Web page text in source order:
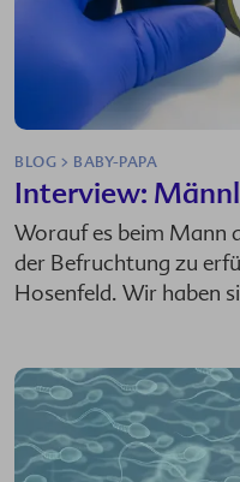
BLOG > BABY-PAPA
Interview:
Worauf es beim Mann
der Befruchtung zu
Hosenfeld. Wir haben